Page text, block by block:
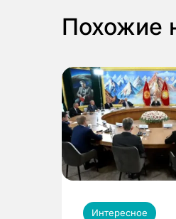
Похожие
Интересное